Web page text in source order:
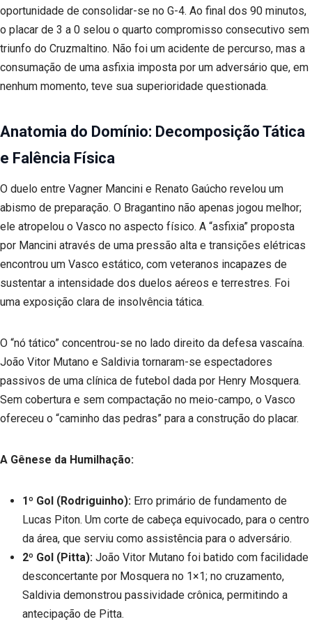
oportunidade de consolidar-se no G-4. Ao final dos 90 minutos,
o placar de 3 a 0 selou o quarto compromisso consecutivo sem
triunfo do Cruzmaltino. Não foi um acidente de percurso, mas a
consumação de uma asfixia imposta por um adversário que, em
nenhum momento, teve sua superioridade questionada.
Anatomia do Domínio: Decomposição Tática
e Falência Física
O duelo entre Vagner Mancini e Renato Gaúcho revelou um
abismo de preparação. O Bragantino não apenas jogou melhor;
ele atropelou o Vasco no aspecto físico. A “asfixia” proposta
por Mancini através de uma pressão alta e transições elétricas
encontrou um Vasco estático, com veteranos incapazes de
sustentar a intensidade dos duelos aéreos e terrestres. Foi
uma exposição clara de insolvência tática.
O “nó tático” concentrou-se no lado direito da defesa vascaína.
João Vitor Mutano e Saldivia tornaram-se espectadores
passivos de uma clínica de futebol dada por Henry Mosquera.
Sem cobertura e sem compactação no meio-campo, o Vasco
ofereceu o “caminho das pedras” para a construção do placar.
A Gênese da Humilhação:
1º Gol (Rodriguinho): Erro primário de fundamento de
Lucas Piton. Um corte de cabeça equivocado, para o centro
da área, que serviu como assistência para o adversário.
2º Gol (Pitta): João Vitor Mutano foi batido com facilidade
desconcertante por Mosquera no 1×1; no cruzamento,
Saldivia demonstrou passividade crônica, permitindo a
antecipação de Pitta.